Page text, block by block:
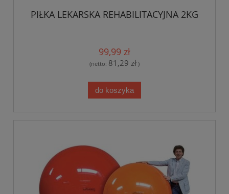
PIŁKA LEKARSKA REHABILITACYJNA 2KG
99,99 zł
(netto: 81,29 zł )
do koszyka